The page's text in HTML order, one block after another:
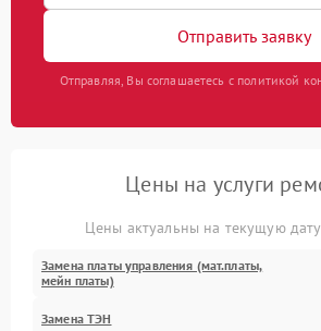
Отправить заявку
Отправляя, Вы соглашаетесь с политикой
Цены на услуги
Цены актуальны на текущую
Замена платы управления (мат.платы,
мейн платы)
Замена ТЭН